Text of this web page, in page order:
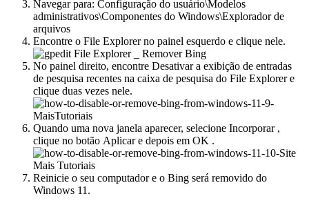
Navegar para: Configuração do usuário\Modelos
administrativos\Componentes do Windows\Explorador de
arquivos
Encontre o File Explorer no painel esquerdo e clique nele.
No painel direito, encontre Desativar a exibição de entradas
de pesquisa recentes na caixa de pesquisa do File Explorere
clique duas vezes nele.
Quando uma nova janela aparecer, selecione Incorporar,
clique no botão Aplicare depois em OK .
Reinicie o seu computador e o Bing será removido do
Windows 11.